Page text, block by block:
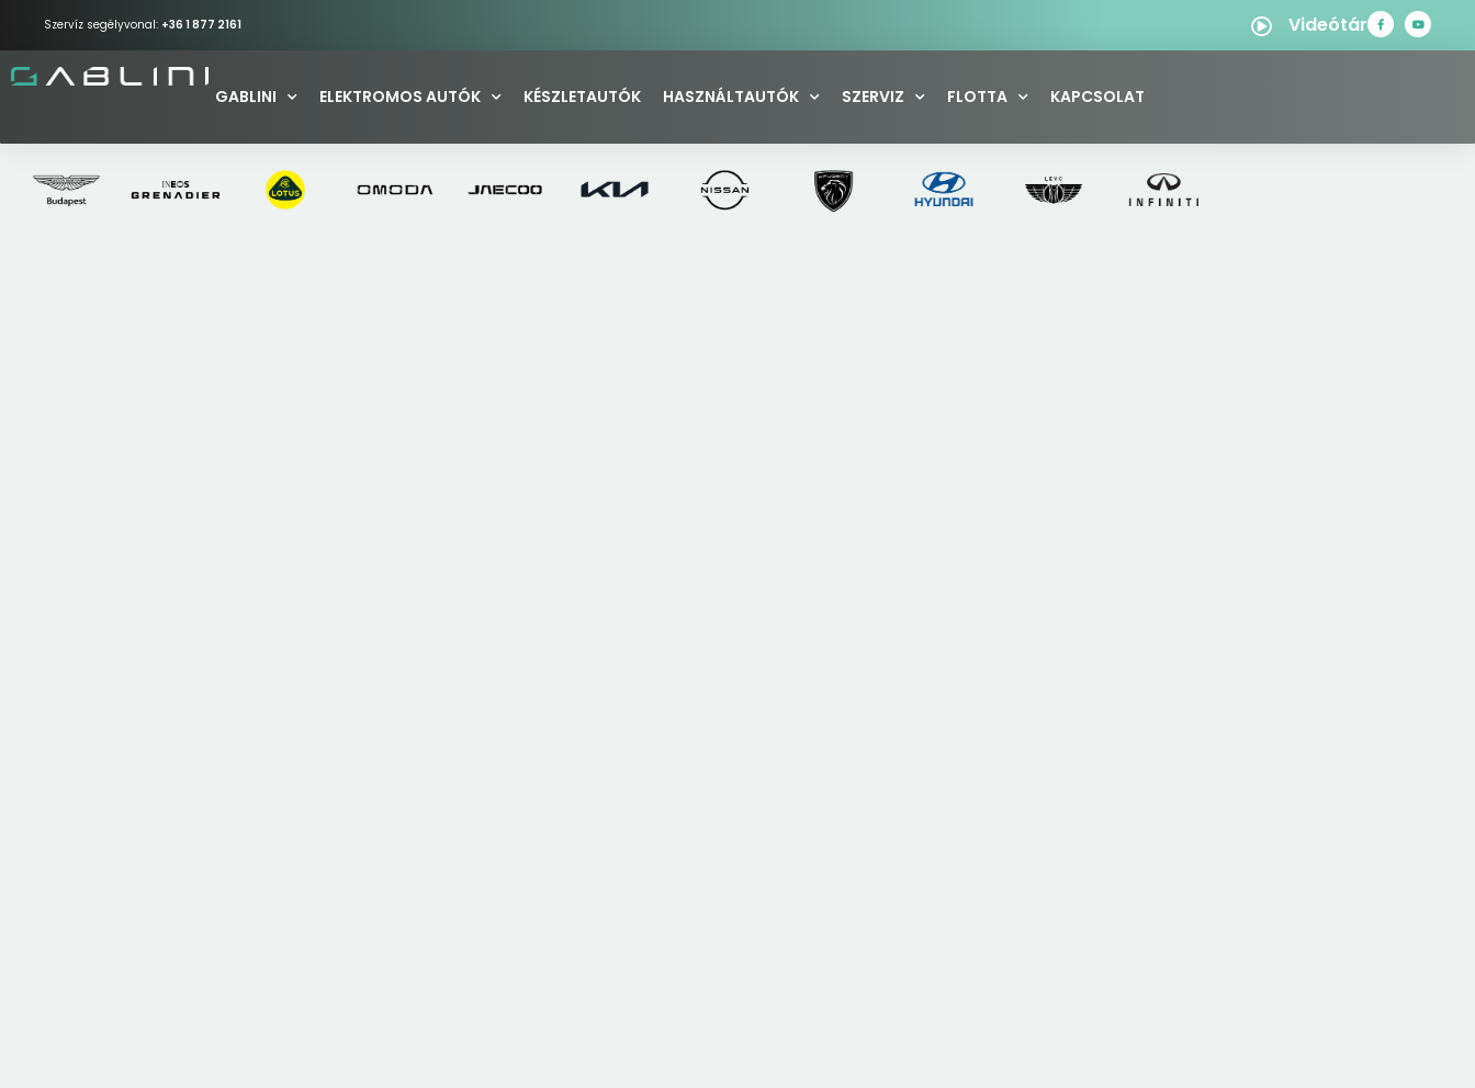
Szervíz segélyvonal: +36 1 877 2161 Videótár
GABLINI ELEKTROMOS AUTÓK KÉSZLETAUTÓK HASZNÁLTAUTÓK SZERVIZ FLOTTA KAPCSOLAT